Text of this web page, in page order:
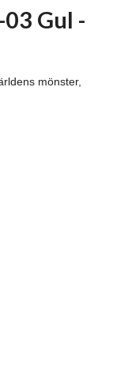
Gul -
mönster,